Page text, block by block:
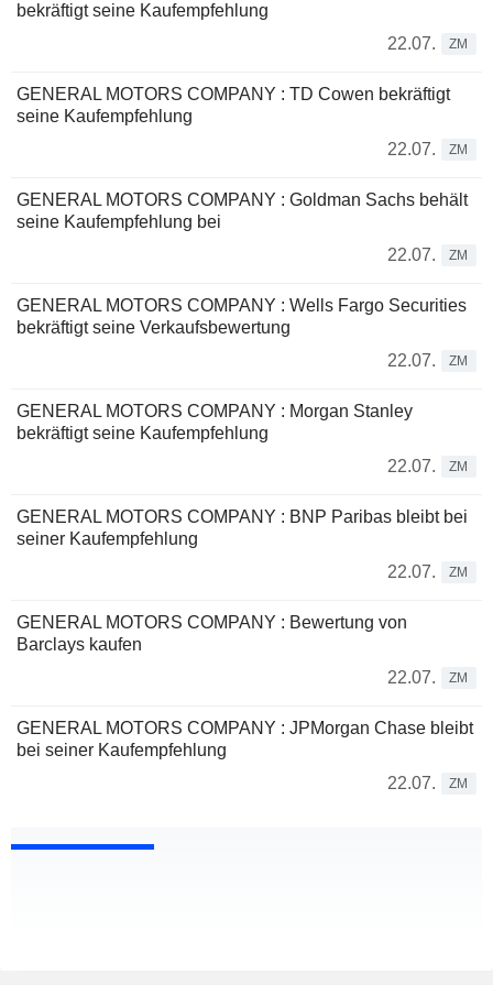
bekräftigt seine Kaufempfehlung
22.07.
ZM
GENERAL MOTORS COMPANY : TD Cowen bekräftigt
seine Kaufempfehlung
22.07.
ZM
GENERAL MOTORS COMPANY : Goldman Sachs behält
seine Kaufempfehlung bei
22.07.
ZM
GENERAL MOTORS COMPANY : Wells Fargo Securities
bekräftigt seine Verkaufsbewertung
22.07.
ZM
GENERAL MOTORS COMPANY : Morgan Stanley
bekräftigt seine Kaufempfehlung
22.07.
ZM
GENERAL MOTORS COMPANY : BNP Paribas bleibt bei
seiner Kaufempfehlung
22.07.
ZM
GENERAL MOTORS COMPANY : Bewertung von
Barclays kaufen
22.07.
ZM
GENERAL MOTORS COMPANY : JPMorgan Chase bleibt
bei seiner Kaufempfehlung
22.07.
ZM